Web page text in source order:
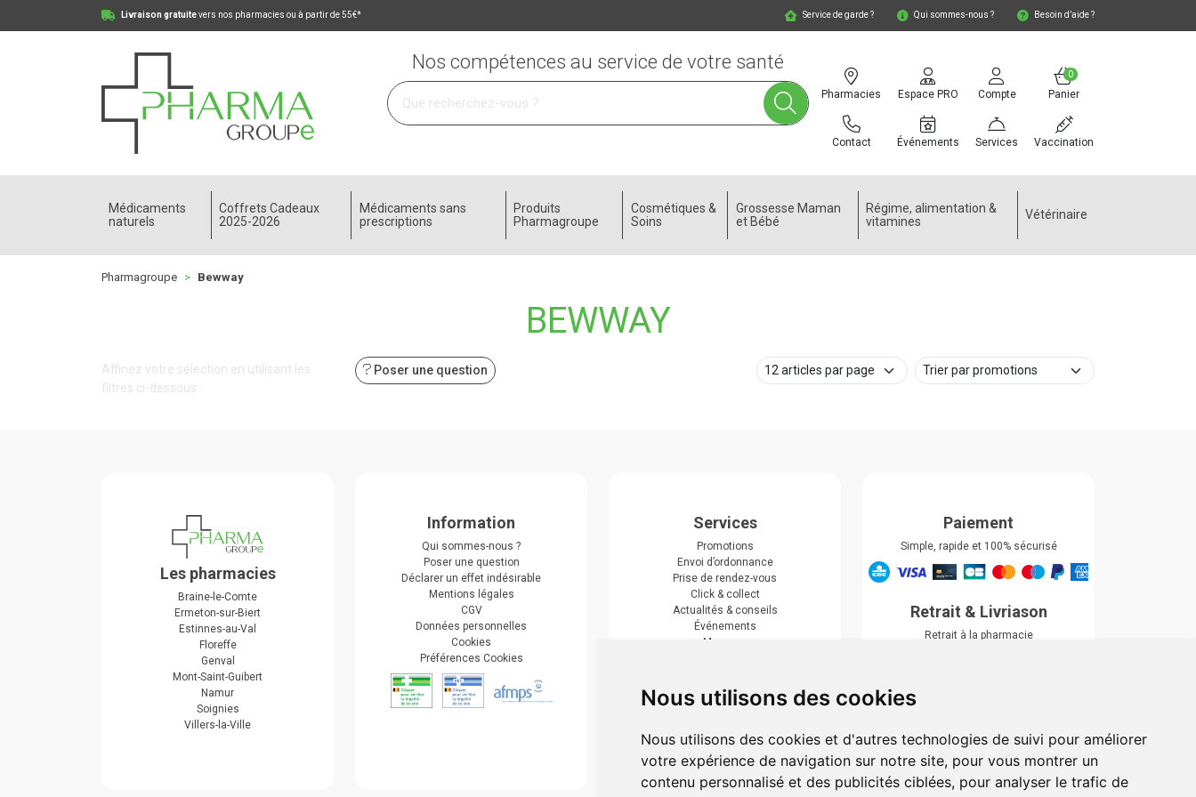
Nous utilisons des cookies
Nous utilisons des cookies et d'autres technologies de suivi pour améliorer
votre expérience de navigation sur notre site, pour vous montrer un
contenu personnalisé et des publicités ciblées, pour analyser le trafic de
Livraison gratuitevers nos pharmacies ou à partir de 55€* Service de garde ? Qui sommes-nous ? Besoin d’aide ?
Pharmagroupe Votre pharmacie en ligne à votre service
Pharmacies
Contact
Espace PRO
Événements
Compte
Services
Panier
0
Vaccination
Nos compétences au service de votre santé
Médicaments
naturels
Coffrets Cadeaux
2025-2026
Médicaments sans
prescriptions
Produits
Pharmagroupe
Cosmétiques &
Soins
Grossesse Maman
et Bébé
Régime, alimentation &
vitamines
Vétérinaire
Pharmagroupe Bewway
BEWWAY
Poser une question
Affinez votre sélection en utilisant les
filtres ci-dessous :
Les pharmacies
Braine-le-Comte
Ermeton-sur-Biert
Estinnes-au-Val
Floreffe
Genval
Mont-Saint-Guibert
Namur
Soignies
Villers-la-Ville
Information
Qui sommes-nous ?
Poser une question
Déclarer un effet indésirable
Mentions légales
CGV
Données personnelles
Cookies
Préférences Cookies
Services
Promotions
Envoi d’ordonnance
Prise de rendez-vous
Click & collect
Actualités & conseils
Événements
Marques
Paiement
Simple, rapide et 100% sécurisé
Retrait & Livriason
Retrait à la pharmacie